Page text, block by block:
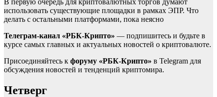
использовать существующие площадки в рамках ЭПР. Что
делать с остальными платформами, пока неясно
Телеграм-канал «РБК-Крипто» — подпишитесь и будьте в
курсе самых главных и актуальных новостей о криптовалюте.
Присоединяйтесь к форуму «РБК-Крипто» в Telegram для
обсуждения новостей и тенденций криптомира.
Четверг